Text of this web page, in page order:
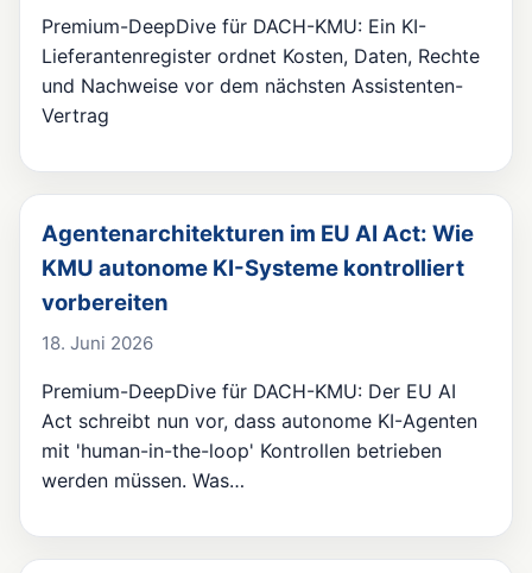
Premium-DeepDive für DACH-KMU: Ein KI-
Lieferantenregister ordnet Kosten, Daten, Rechte
und Nachweise vor dem nächsten Assistenten-
Vertrag
Agentenarchitekturen im EU AI Act: Wie
KMU autonome KI-Systeme kontrolliert
vorbereiten
18. Juni 2026
Premium-DeepDive für DACH-KMU: Der EU AI
Act schreibt nun vor, dass autonome KI-Agenten
mit 'human-in-the-loop' Kontrollen betrieben
werden müssen. Was…